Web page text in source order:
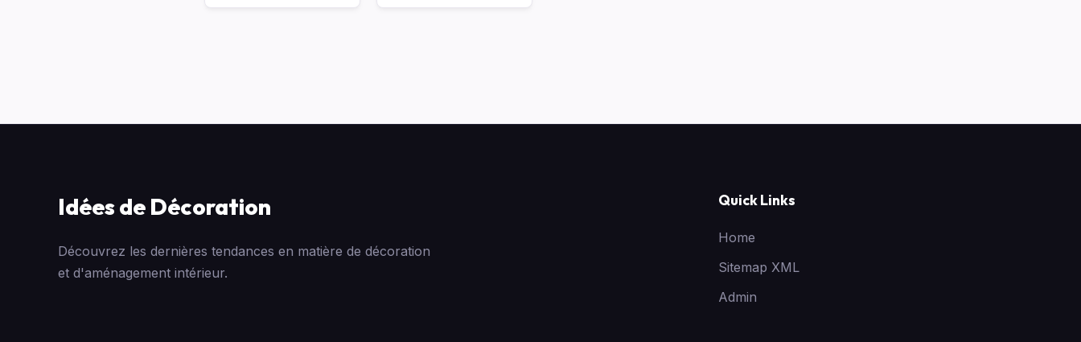
Idées de Décoration
Découvrez les dernières tendances en matière de décoration
et d'aménagement intérieur.
Quick Links
Home
Sitemap XML
Admin